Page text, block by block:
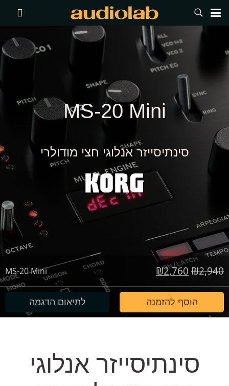
MS-20 Mini
סינתיסייזר אנלוגי חצי מודולרי
₪2,940
המחיר
המקורי
היה:
₪2,940.
₪2,760
הנוכחי
הוא:
₪2,760.
MS-20 Mini
הוסף להזמנה לתיאום הדגמה
סינתיסייזר אנלוגי